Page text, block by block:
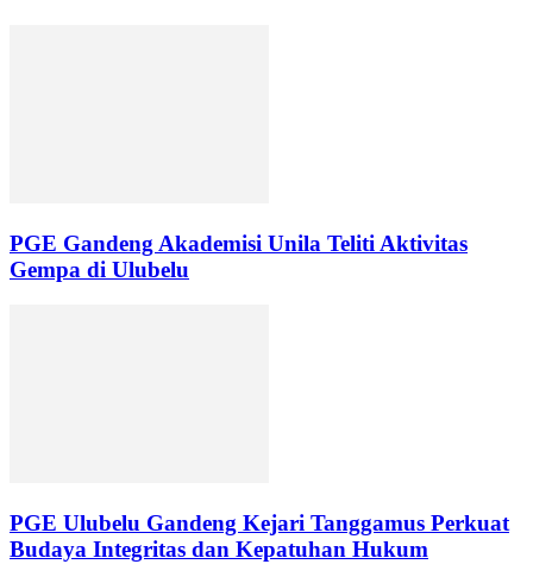
PGE Gandeng Akademisi Unila Teliti Aktivitas
Gempa di Ulubelu
PGE Ulubelu Gandeng Kejari Tanggamus Perkuat
Budaya Integritas dan Kepatuhan Hukum